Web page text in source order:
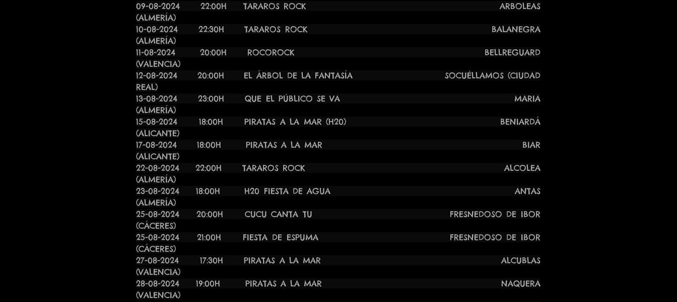
09-08-2024 22:00H TARAROS ROCK ARBOLEAS
(ALMERÍA)
10-08-2024 22:30H TARAROS ROCK BALANEGRA
(ALMERÍA)
11-08-2024 20:00H ROCOROCK BELLREGUARD
(VALENCIA)
12-08-2024 20:00H EL ÁRBOL DE LA FANTASÍA SOCUÉLLAMOS (CIUDAD
REAL)
13-08-2024 23:00H QUE EL PÚBLICO SE VA
MARIA
(ALMERÍA)
15-08-2024 18:00H PIRATAS A LA MAR (H20) BENIARDÁ
(ALICANTE)
17-08-2024 18:00H PIRATAS A LA MAR BIAR
(ALICANTE)
22-08-2024 22:00H TARAROS ROCK ALCOLEA
(ALMERÍA)
23-08-2024 18:00H H20 FIESTA DE AGUA
ANTAS
(ALMERÍA)
25-08-2024 20:00H CUCU CANTA TU FRESNEDOSO DE IBOR
(CÁCERES)
25-08-2024 21:00H FIESTA DE ESPUMA FRESNEDOSO DE IBOR
(CÁCERES)
27-08-2024 17:30H PIRATAS A LA MAR ALCUBLAS
(VALENCIA)
28-08-2024 19:00H PIRATAS A LA MAR NAQUERA
(VALENCIA)